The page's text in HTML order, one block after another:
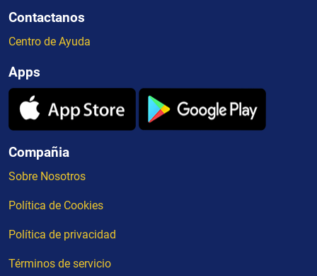
Contactanos
Centro de Ayuda
Apps
Compañia
Sobre Nosotros
Política de Cookies
Política de privacidad
Términos de servicio